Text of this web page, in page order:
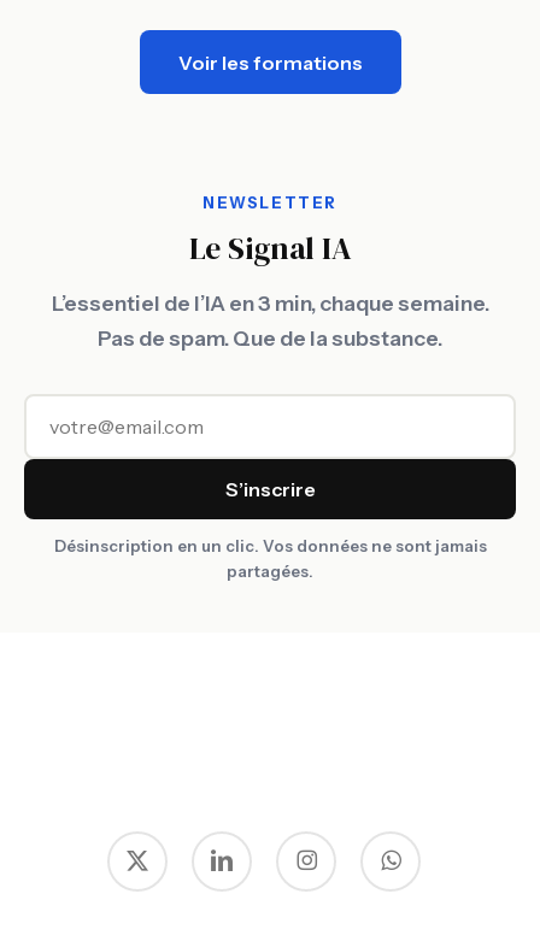
Voir les formations
NEWSLETTER
Le Signal IA
L’essentiel de l’IA en 3 min, chaque semaine.
Pas de spam. Que de la substance.
S’inscrire
Désinscription en un clic. Vos données ne sont jamais
partagées.
x-
twitter
linkedin instagram whatsapp